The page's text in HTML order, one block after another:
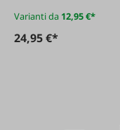
Varianti da 12,95 €*
24,95 €*